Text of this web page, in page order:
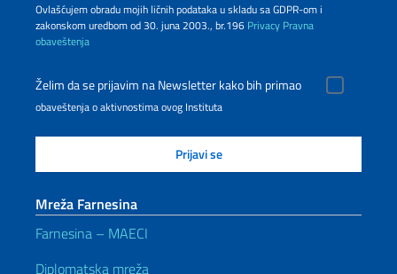
Ovlašćujem obradu mojih ličnih podataka u skladu sa GDPR-om i
zakonskom uredbom od 30. juna 2003., br.196 Privacy Pravna
obaveštenja
Želim da se prijavim na Newsletter kako bih primao
obaveštenja o aktivnostima ovog Instituta
Mreža Farnesina
Farnesina – MAECI
Diplomatska mreža